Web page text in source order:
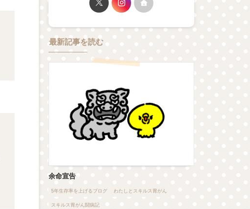
最新記事を読む
余命宣告
5年生存率を上げるブログ わたしとスキルス胃がん
スキルス胃がん闘病記